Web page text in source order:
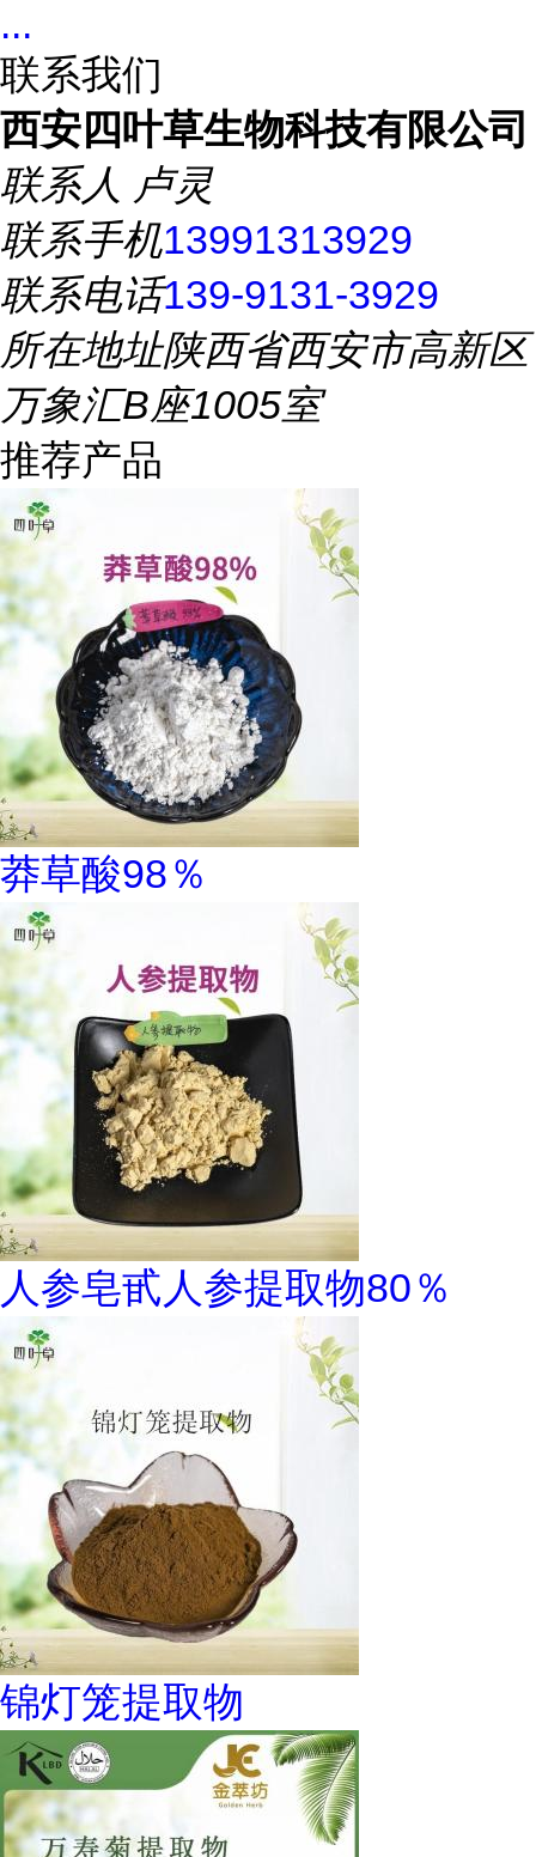
...
联系我们
西安四叶草生物科技有限公司
联系人 卢灵
联系手机13991313929
联系电话139-9131-3929
所在地址陕西省西安市高新区
万象汇B座1005室
推荐产品
莽草酸98％
人参皂甙人参提取物80％
锦灯笼提取物